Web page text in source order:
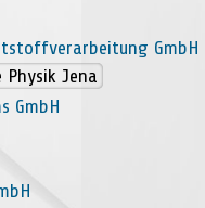
GmbH
Jena
GmbH